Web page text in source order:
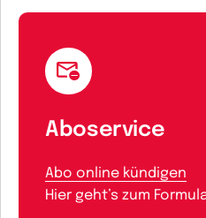
Aboservice
Abo online kündigen
Hier geht’s zum